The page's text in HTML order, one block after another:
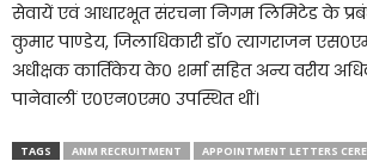
सेवायें एवं आधारभूत संरचना निगम लिमिटेड के
कुमार पाण्डेय, जिलाधिकारी डॉ० त्यागराजन
अधीक्षक कार्तिकेय के० शर्मा सहित अन्य वरीय
पानेवालीं ए०एन०एम० उपस्थित थीं।
TAGS ANM RECRUITMENT
APPOINTMENT LETTERS